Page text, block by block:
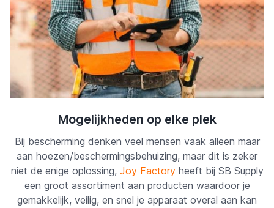
Mogelijkheden op elke plek
Bij bescherming denken veel mensen vaak alleen maar
aan hoezen/beschermingsbehuizing, maar dit is zeker
niet de enige oplossing, Joy Factoryheeft bij SB Supply
een groot assortiment aan producten waardoor je
gemakkelijk, veilig, en snel je apparaat overal aan kan